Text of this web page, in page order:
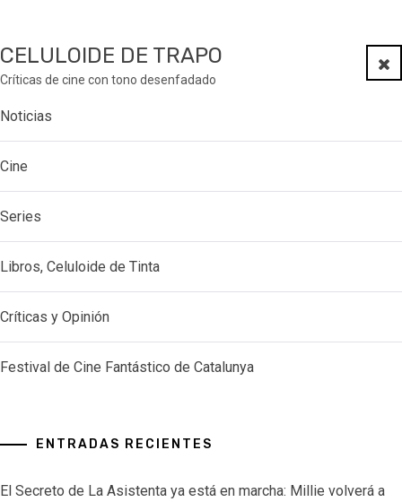
CELULOIDE DE TRAPO
Críticas de cine con tono desenfadado
Noticias
Cine
Series
Libros, Celuloide de Tinta
Críticas y Opinión
Festival de Cine Fantástico de Catalunya
ENTRADAS RECIENTES
El Secreto de La Asistenta ya está en marcha: Millie volverá a